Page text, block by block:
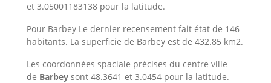
et 3.05001183138 pour la latitude.
Pour Barbey Le dernier recensement fait état de 146
habitants. La superficie de Barbey est de 432.85 km2.
Les coordonnées spaciale précises du centre ville
de Barbey sont 48.3641 et 3.0454 pour la latitude.